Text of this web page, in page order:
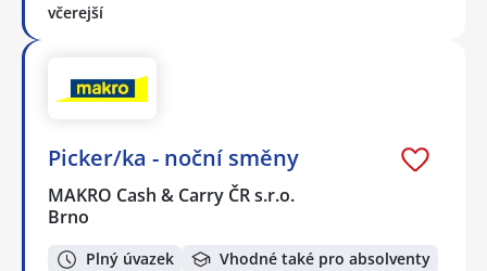
včerejší
Picker/ka - noční směny
MAKRO Cash & Carry ČR s.r.o.
Brno
Plný úvazek Vhodné také pro absolventy